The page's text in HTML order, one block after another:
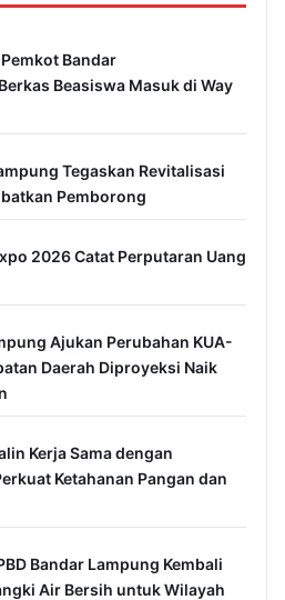
Bandar
Beasiswa Masuk di Way
Tegaskan Revitalisasi
Pemborong
2026 Catat Perputaran Uang
Ajukan Perubahan KUA-
Daerah Diproyeksi Naik
Kerja Sama dengan
Ketahanan Pangan dan
Bandar Lampung Kembali
Air Bersih untuk Wilayah